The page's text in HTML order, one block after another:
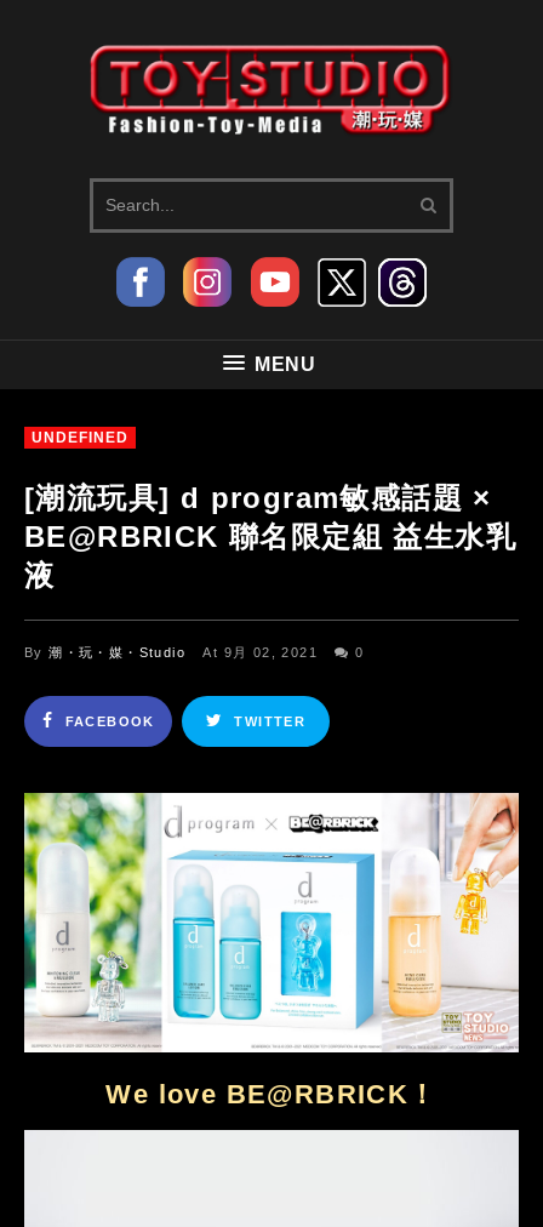
MENU
UNDEFINED
[潮流玩具] d program敏感話題 ×
BE@RBRICK 聯名限定組 益生水乳
液
By潮・玩・媒・Studio At 9月 02, 2021 0
FACEBOOK TWITTER
We love BE@RBRICK！